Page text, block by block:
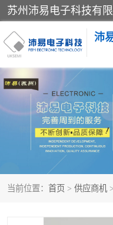
沛
当前位置： 首页 > 供应商机
西门康
快恢复二极管
英飞凌可控硅模块
SEMIKRON西门康
SEMIKRON西门康二